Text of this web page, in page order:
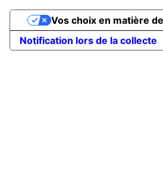
Notification lors de la collecte
Vos choix en matière